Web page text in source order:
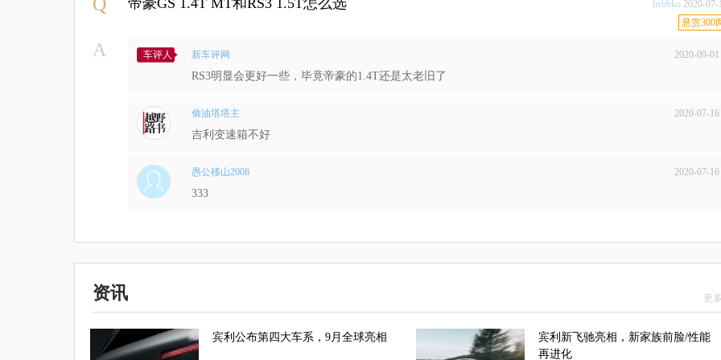
帝豪GS 1.4T MT和RS3 1.5T怎么选 hsbbko 2020-07-
悬赏300
A 车评人 新车评网 2020-09-01
RS3明显会更好一些，毕竟帝豪的1.4T还是太老旧了
偷油塔塔主 2020-07-16
吉利变速箱不好
愚公移山2008 2020-07-16
333
资讯 更
宾利公布第四大车系，9月全球亮相
宾利新飞驰亮相，新家族前脸/性能
再进化